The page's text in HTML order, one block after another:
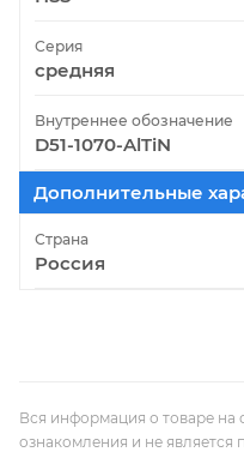
Серия
средняя
Внутреннее обозначение
D51-1070-AlTiN
Дополнительные
Страна
Россия
Вся информация о товаре на
ознакомления и не